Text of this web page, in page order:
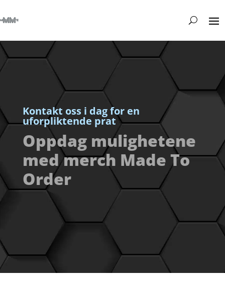
Kontakt oss i dag for en
uforpliktende prat
Oppdag mulighetene
med merch Made To
Order